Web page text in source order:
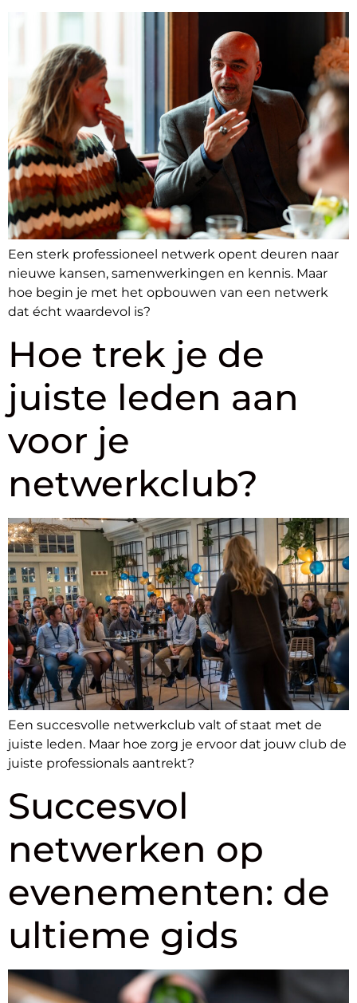
Een sterk professioneel netwerk opent deuren naar
nieuwe kansen, samenwerkingen en kennis. Maar
hoe begin je met het opbouwen van een netwerk
dat écht waardevol is?
Hoe trek je de
juiste leden aan
voor je
netwerkclub?
Een succesvolle netwerkclub valt of staat met de
juiste leden. Maar hoe zorg je ervoor dat jouw club de
juiste professionals aantrekt?
Succesvol
netwerken op
evenementen: de
ultieme gids